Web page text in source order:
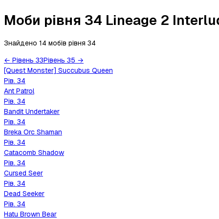
Моби рівня 34 Lineage 2
Знайдено 14 мобів рівня 34
← Рівень 33Рівень 35 →
[Quest Monster] Succubus Queen
Рів. 34
Ant Patrol
Рів. 34
Bandit Undertaker
Рів. 34
Breka Orc Shaman
Рів. 34
Catacomb Shadow
Рів. 34
Cursed Seer
Рів. 34
Dead Seeker
Рів. 34
Hatu Brown Bear